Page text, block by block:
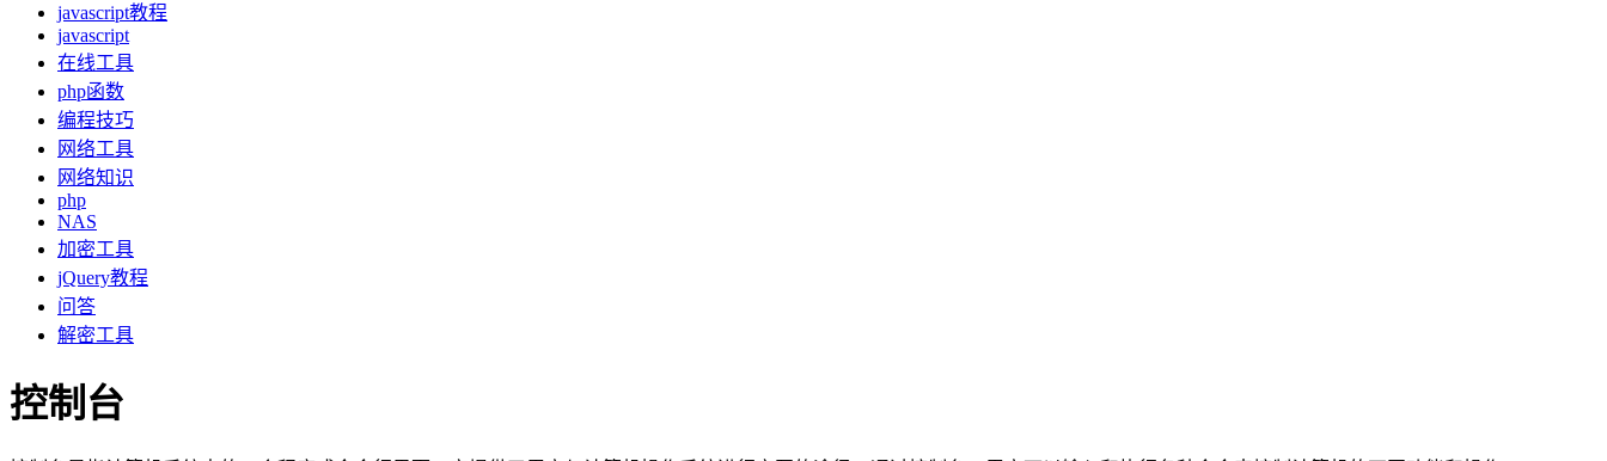
javascript教程
javascript
在线工具
php函数
编程技巧
网络工具
网络知识
php
NAS
加密工具
jQuery教程
问答
解密工具
控制台